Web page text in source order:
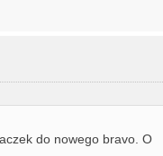
do nowego bravo. O